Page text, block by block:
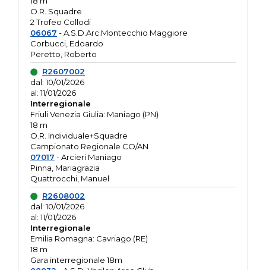
O.R. Squadre
2 Trofeo Collodi
06067 - A.S.D.Arc.Montecchio Maggiore
Corbucci, Edoardo
Peretto, Roberto
R2607002
dal: 10/01/2026
al: 11/01/2026
Interregionale
Friuli Venezia Giulia: Maniago (PN)
18 m
O.R. Individuale+Squadre
Campionato Regionale CO/AN
07017 - Arcieri Maniago
Pinna, Mariagrazia
Quattrocchi, Manuel
R2608002
dal: 10/01/2026
al: 11/01/2026
Interregionale
Emilia Romagna: Cavriago (RE)
18 m
Gara interregionale 18m